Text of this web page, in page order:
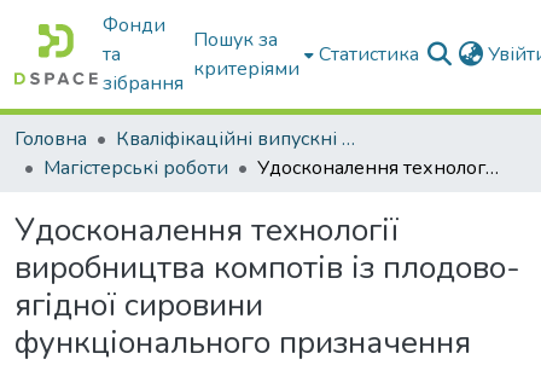
Фонди
та
зібрання
Пошук за
критеріями
Статистика
Головна
Кваліфікаційні випускні роботи бакалаврів і магістрів
Магістерські роботи
Удосконалення технології виробництва компотів із плодово-ягідної сировини функціонального призначення
Удосконалення технології
виробництва компотів із плодово-
ягідної сировини
функціонального призначення